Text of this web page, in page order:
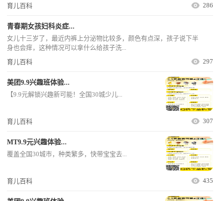
育儿百科
286
青春期女孩妇科炎症...
女儿十三岁了，最近内裤上分泌物比较多，颜色有点深，孩子说下半
身也会痒，这种情况可以拿什么给孩子洗...
育儿百科
297
美团9.9兴趣班体验...
【9.9元解锁兴趣新可能！全国30城少儿...
育儿百科 307
MT9.9元兴趣体验...
覆盖全国30城市，种类繁多，快带宝宝去...
育儿百科 435